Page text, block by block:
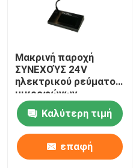
Μακρινή παροχή
ΣΥΝΕΧΟΎΣ 24V
ηλεκτρικού ρεύματος
μικροφώνων
σελιδοποίησης
οθόνης αφής δικτύων
IP
Καλύτερη τιμή
επαφή